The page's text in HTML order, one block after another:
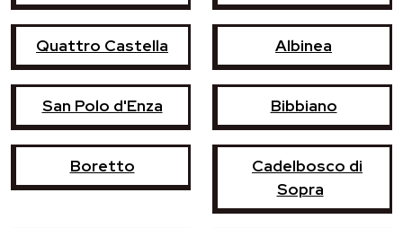
Quattro Castella Albinea
San Polo d'Enza Bibbiano
Boretto
Cadelbosco di
Sopra